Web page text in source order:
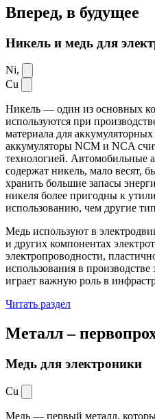
Вперед, в будущее
Никель и медь для
Ni,
Cu
Никель — один из основных
используются при
материала для
аккумуляторы NCM и NCA
технологией. Автомобильные
содержат никель, мало весят,
хранить большие запасы
никеля более пригодны к
использованию, чем другие
Медь используют в
и других компонентах
электропроводности,
использования в
играет важную роль в
Читать раздел
Металл –
Медь для электроники
Cu
Медь — первый металл,